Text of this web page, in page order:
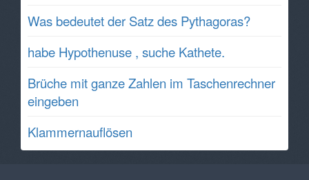
Was bedeutet der Satz des Pythagoras?
habe Hypothenuse , suche Kathete.
Brüche mit ganze Zahlen im Taschenrechner
eingeben
Klammernauflösen